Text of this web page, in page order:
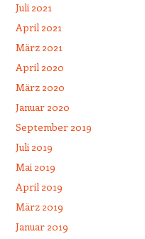
Juli 2021
April 2021
März 2021
April 2020
März 2020
Januar 2020
September 2019
Juli 2019
Mai 2019
April 2019
März 2019
Januar 2019